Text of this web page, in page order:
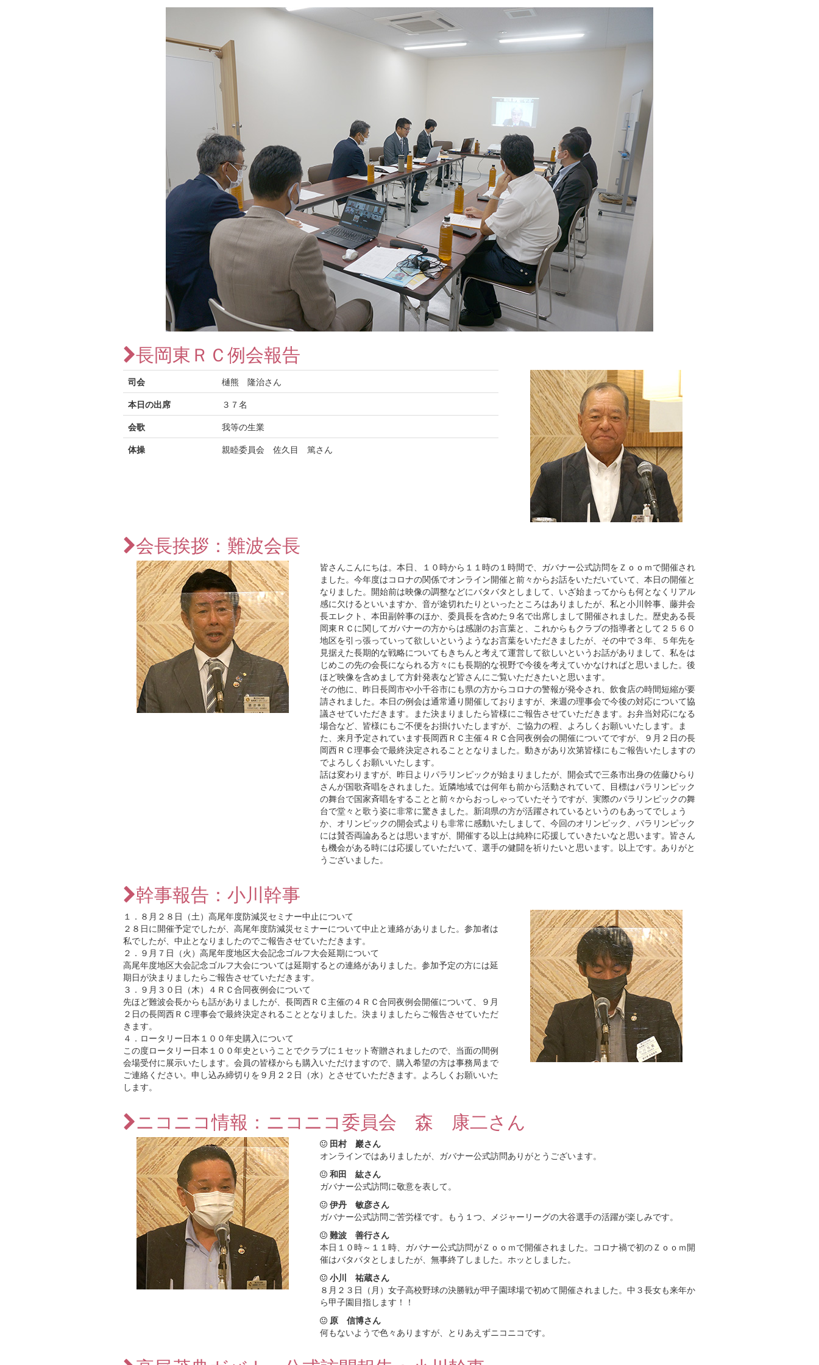
長岡東ＲＣ例会報告
司会
樋熊 隆治さん
本日の出席
３７名
会歌
我等の生業
体操
親睦委員会 佐久目 篤さん
会長挨拶：難波会長
皆さんこんにちは。本日、１０時から１１時の１時間で、ガバナー公式訪問をＺｏｏｍで開催され
ました。今年度はコロナの関係でオンライン開催と前々からお話をいただいていて、本日の開催と
なりました。開始前は映像の調整などにバタバタとしまして、いざ始まってからも何となくリアル
感に欠けるといいますか、音が途切れたりといったところはありましたが、私と小川幹事、藤井会
長エレクト、本田副幹事のほか、委員長を含めた９名で出席しまして開催されました。歴史ある長
岡東ＲＣに関してガバナーの方からは感謝のお言葉と、これからもクラブの指導者として２５６０
地区を引っ張っていって欲しいというようなお言葉をいただきましたが、その中で３年、５年先を
見据えた長期的な戦略についてもきちんと考えて運営して欲しいというお話がありまして、私をは
じめこの先の会長になられる方々にも長期的な視野で今後を考えていかなければと思いました。後
ほど映像を含めまして方針発表など皆さんにご覧いただきたいと思います。
その他に、昨日長岡市や小千谷市にも県の方からコロナの警報が発令され、飲食店の時間短縮が要
請されました。本日の例会は通常通り開催しておりますが、来週の理事会で今後の対応について協
議させていただきます。また決まりましたら皆様にご報告させていただきます。お弁当対応になる
場合など、皆様にもご不便をお掛けいたしますが、ご協力の程、よろしくお願いいたします。ま
た、来月予定されています長岡西ＲＣ主催４ＲＣ合同夜例会の開催についてですが、９月２日の長
岡西ＲＣ理事会で最終決定されることとなりました。動きがあり次第皆様にもご報告いたしますの
でよろしくお願いいたします。
話は変わりますが、昨日よりパラリンピックが始まりましたが、開会式で三条市出身の佐藤ひらり
さんが国歌斉唱をされました。近隣地域では何年も前から活動されていて、目標はパラリンピック
の舞台で国家斉唱をすることと前々からおっしゃっていたそうですが、実際のパラリンピックの舞
台で堂々と歌う姿に非常に驚きました。新潟県の方が活躍されているというのもあってでしょう
か、オリンピックの開会式よりも非常に感動いたしまして、今回のオリンピック、パラリンピック
には賛否両論あるとは思いますが、開催する以上は純粋に応援していきたいなと思います。皆さん
も機会がある時には応援していただいて、選手の健闘を祈りたいと思います。以上です。ありがと
うございました。
幹事報告：小川幹事
１．８月２８日（土）高尾年度防減災セミナー中止について
２８日に開催予定でしたが、高尾年度防減災セミナーについて中止と連絡がありました。参加者は
私でしたが、中止となりましたのでご報告させていただきます。
２．９月７日（火）高尾年度地区大会記念ゴルフ大会延期について
高尾年度地区大会記念ゴルフ大会については延期するとの連絡がありました。参加予定の方には延
期日が決まりましたらご報告させていただきます。
３．９月３０日（木）４ＲＣ合同夜例会について
先ほど難波会長からも話がありましたが、長岡西ＲＣ主催の４ＲＣ合同夜例会開催について、９月
２日の長岡西ＲＣ理事会で最終決定されることとなりました。決まりましたらご報告させていただ
きます。
４．ロータリー日本１００年史購入について
この度ロータリー日本１００年史ということでクラブに１セット寄贈されましたので、当面の間例
会場受付に展示いたします。会員の皆様からも購入いただけますので、購入希望の方は事務局まで
ご連絡ください。申し込み締切りを９月２２日（水）とさせていただきます。よろしくお願いいた
します。
ニコニコ情報：ニコニコ委員会 森 康二さん
田村 巖さん
オンラインではありましたが、ガバナー公式訪問ありがとうございます。
和田 紘さん
ガバナー公式訪問に敬意を表して。
伊丹 敏彦さん
ガバナー公式訪問ご苦労様です。もう１つ、メジャーリーグの大谷選手の活躍が楽しみです。
難波 善行さん
本日１０時～１１時、ガバナー公式訪問がＺｏｏｍで開催されました。コロナ禍で初のＺｏｏｍ開
催はバタバタとしましたが、無事終了しました。ホッとしました。
小川 祐蔵さん
８月２３日（月）女子高校野球の決勝戦が甲子園球場で初めて開催されました。中３長女も来年か
ら甲子園目指します！！
原 信博さん
何もないようで色々ありますが、とりあえずニコニコです。